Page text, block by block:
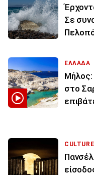
Σε
ΕΛΛΑΔΑ
Μήλος:
στο
CULTURE